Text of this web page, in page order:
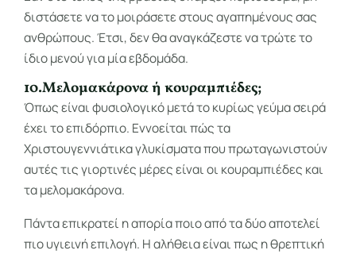
διστάσετε να το μοιράσετε στους αγαπημένους σας
ανθρώπους. Έτσι, δεν θα αναγκάζεστε να τρώτε το
ίδιο μενού για μία εβδομάδα.
10.Μελομακάρονα ή κουραμπιέδες;
Όπως είναι φυσιολογικό μετά το κυρίως γεύμα σειρά
έχει το επιδόρπιο. Εννοείται πώς τα
Χριστουγεννιάτικα γλυκίσματα που πρωταγωνιστούν
αυτές τις γιορτινές μέρες είναι οι κουραμπιέδες και
τα μελομακάρονα.
Πάντα επικρατεί η απορία ποιο από τα δύο αποτελεί
πιο υγιεινή επιλογή. Η αλήθεια είναι πως η θρεπτική